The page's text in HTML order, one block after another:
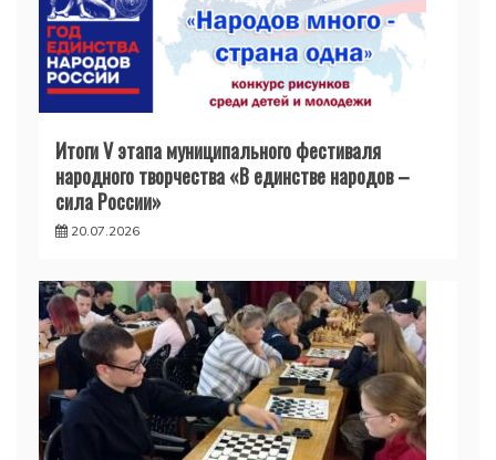
Итоги V этапа муниципального фестиваля
народного творчества «В единстве народов –
сила России»
20.07.2026